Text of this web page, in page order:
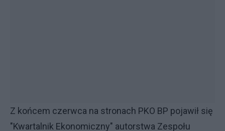
Z końcem czerwca na stronach PKO BP pojawił się
"Kwartalnik Ekonomiczny" autorstwa Zespołu